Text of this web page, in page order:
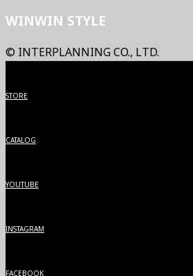
WINWIN STYLE
© INTERPLANNING CO., LTD.
STORE
CATALOG
YOUTUBE
INSTAGRAM
FACEBOOK